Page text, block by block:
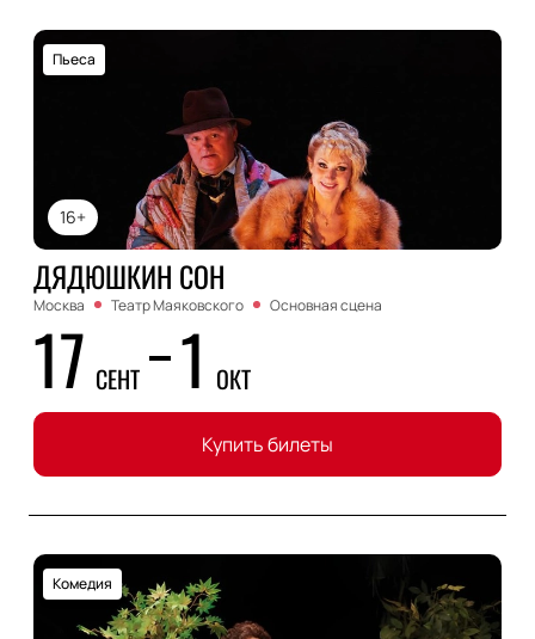
16+
Пьеса
ДЯДЮШКИН СОН
Москва Театр Маяковского Основная сцена
17 СЕНТ 1 ОКТ
Купить билеты
Комедия